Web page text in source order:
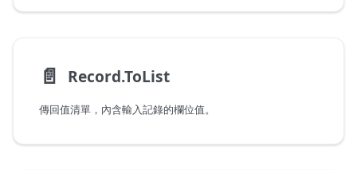
📄️ Record.ToList
傳回值清單，內含輸入記錄的欄位值。